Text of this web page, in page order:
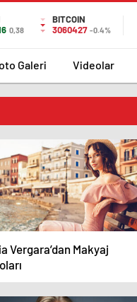
0,38
BITCOIN
3060427 -0.4%
Galeri Videolar
Vergara’dan Makyaj